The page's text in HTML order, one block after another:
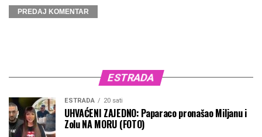
ESTRADA
ESTRADA 20 sati
UHVAĆENI ZAJEDNO: Paparaco pronašao Miljanu i
Zolu NA MORU (FOTO)